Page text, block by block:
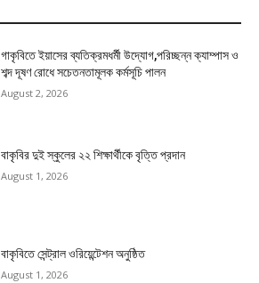
গাকৃবিতে ইয়াসের ব্যতিক্রমধর্মী উদ্যোগ,পরিচ্ছন্ন ক্যাম্পাস ও
শব্দ দূষণ রোধে সচেতনতামূলক কর্মসূচি পালন
August 2, 2026
বাকৃবির দুই স্কুলের ২২ শিক্ষার্থীকে বৃত্তি প্রদান
August 1, 2026
বাকৃবিতে সেন্ট্রাল ওরিয়েন্টেশন অনুষ্ঠিত
August 1, 2026